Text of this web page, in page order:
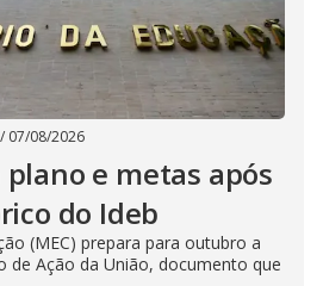
/ 07/08/2026
plano e metas após
do Ideb
(MEC) prepara para outubro a
de Ação da União, documento que